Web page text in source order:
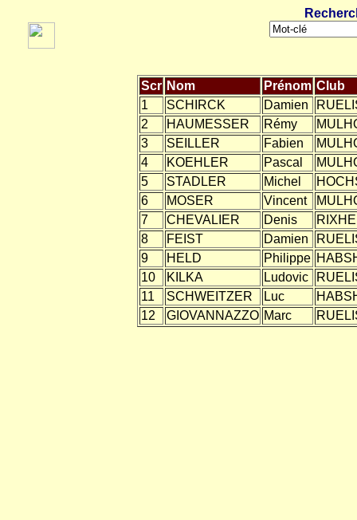
Scr Nom Prénom Club
1
SCHIRCK Damien
2
HAUMESSER Rémy
3
SEILLER Fabien
4
KOEHLER Pascal
5
STADLER Michel
6
MOSER Vincent
7
CHEVALIER Denis
8
FEIST Damien
9
HELD Philippe
10
KILKA Ludovic
11
SCHWEITZER Luc
12
GIOVANNAZZO Marc